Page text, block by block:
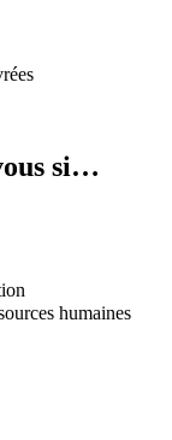
si…
humaines